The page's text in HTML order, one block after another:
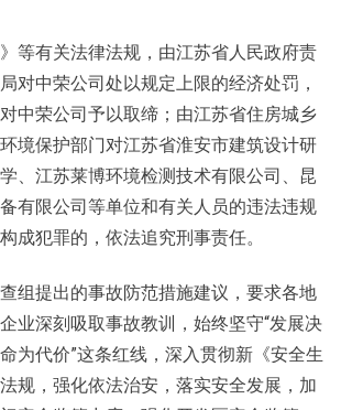
等有关法律法规，由江苏省人民政府责
对中荣公司处以规定上限的经济处罚，
中荣公司予以取缔；由江苏省住房城乡
境保护部门对江苏省淮安市建筑设计研
、江苏莱博环境检测技术有限公司、昆
有限公司等单位和有关人员的违法违规
成犯罪的，依法追究刑事责任。
组提出的事故防范措施建议，要求各地
业深刻吸取事故教训，始终坚守“发展决
为代价”这条红线，深入贯彻新《安全生
规，强化依法治安，落实安全发展，加